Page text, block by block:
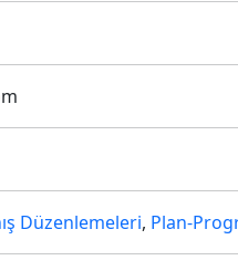
Düzenlemeleri, Plan-